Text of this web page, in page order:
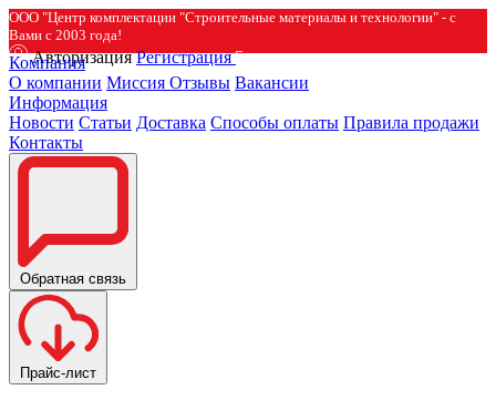
ООО "Центр комплектации "Строительные материалы и технологии" - с
Вами с 2003 года!
Авторизация Регистрация
Компания
О компании Миссия Отзывы Вакансии
Информация
Новости Статьи Доставка Способы оплаты Правила продажи
Контакты
Обратная связь
Прайс-лист